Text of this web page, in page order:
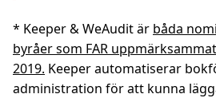
* Keeper & WeAudit är båda
byråer som FAR
2019. Keeper automatiserar
administration för att kunna